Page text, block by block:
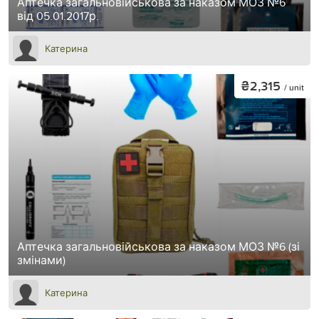
від 05.01.2017р.
Катерина
Аптечка загальновійськова за наказом МОЗ №6 (зі
змінами)
₴2,315 / unit
Катерина